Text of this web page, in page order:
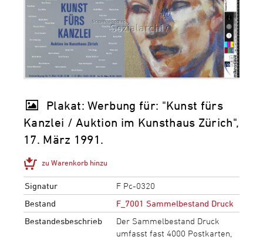
Plakat: Werbung für: "Kunst fürs
Kanzlei / Auktion im Kunsthaus Zürich",
17. März 1991.
zu Warenkorb hinzu
Signatur
F Pc-0320
Bestand
F_7001 Sammelbestand Druck
Bestandesbeschrieb
Der Sammelbestand Druck
umfasst fast 4000 Postkarten,